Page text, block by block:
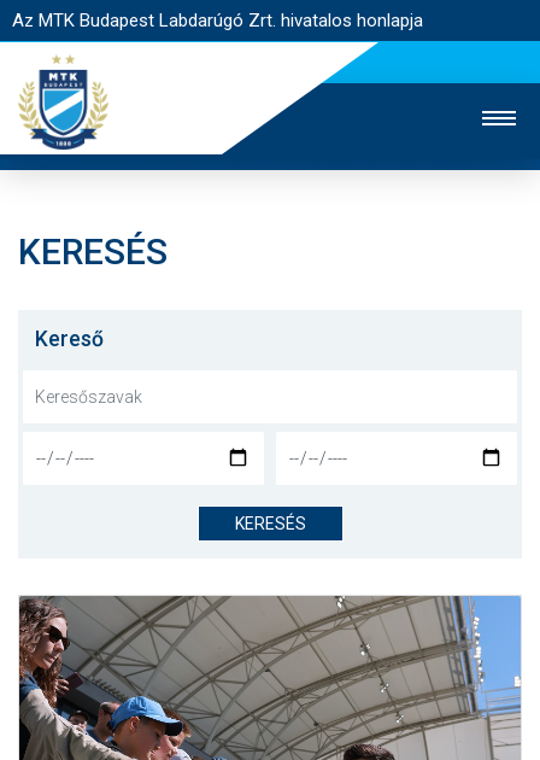
Az MTK Budapest Labdarúgó Zrt. hivatalos honlapja
JEGYÉRTÉKESÍTÉS
NYITÓLAP
CSAPATOK
KLUB
GALÉRIA
SZURKOLÓI ÉLMÉNYEK
KERESÉS
Kereső
KERESÉS